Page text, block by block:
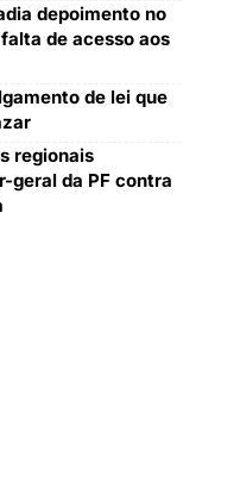
depoimento no
de acesso aos
de lei que
regionais
geral da PF contra